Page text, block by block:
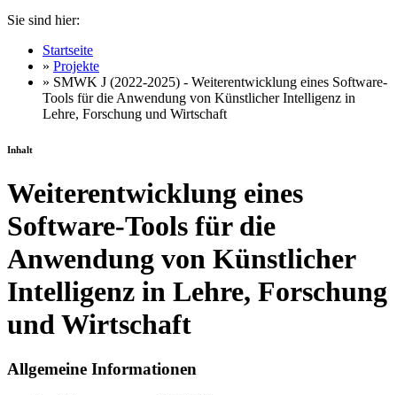
Sie sind hier:
Startseite
» Projekte
» SMWK J (2022-2025) - Weiterentwicklung eines Software-
Tools für die Anwendung von Künstlicher Intelligenz in
Lehre, Forschung und Wirtschaft
Inhalt
Weiterentwicklung eines
Software-Tools für die
Anwendung von Künstlicher
Intelligenz in Lehre, Forschung
und Wirtschaft
Allgemeine Informationen